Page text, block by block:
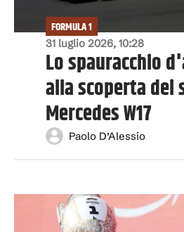
31 luglio 2026, 10:28
FORMULA 1
Lo spauracchio
alla scoperta dei
Mercedes W17
Paolo D’Alessio